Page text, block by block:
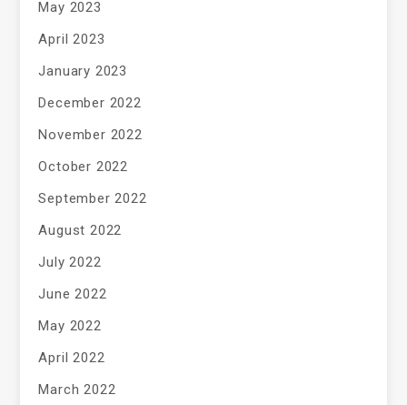
May 2023
April 2023
January 2023
December 2022
November 2022
October 2022
September 2022
August 2022
July 2022
June 2022
May 2022
April 2022
March 2022